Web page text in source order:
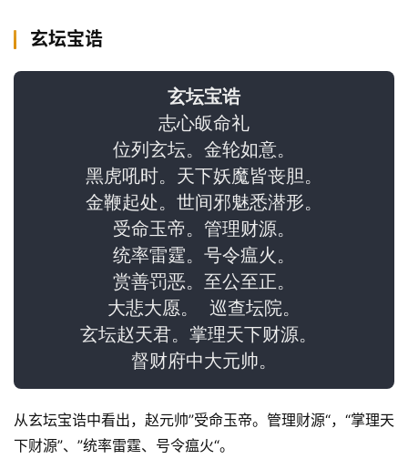
玄坛宝诰
志心皈命礼
位列玄坛。金轮如意。
黑虎吼时。天下妖魔皆丧胆。
金鞭起处。世间邪魅悉潜形。
受命玉帝。管理财源。
统率雷霆。号令瘟火。
赏善罚恶。至公至正。
大悲大愿。 巡查坛院。
玄坛赵天君。掌理天下财源。
督财府中大元帅。
从玄坛宝诰中看出，赵元帅”受命玉帝。管理财源“，“掌理天
下财源”、”统率雷霆、号令瘟火“。